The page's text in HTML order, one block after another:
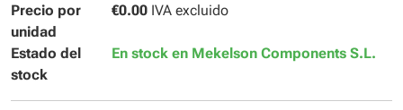
Precio por
unidad
€0.00 IVA excluido
Estado del
stock
En stock en Mekelson Components S.L.